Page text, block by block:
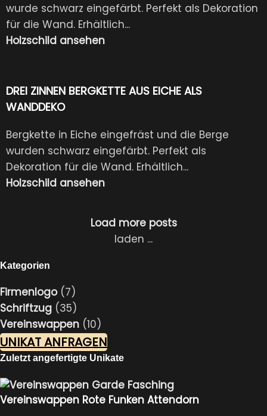
wurde schwarz eingefärbt. Perfekt als Dekoration
für die Wand. Erhältlich...
Holzschild ansehen
DREI ZINNEN BERGKETTE AUS EICHE ALS
WANDDEKO
Bergkette in Eiche eingefräst und die Berge
wurden schwarz eingefärbt. Perfekt als
Dekoration für die Wand. Erhältlich...
Holzschild ansehen
Load more posts
laden ...
Kategorien
Firmenlogo(7)
Schriftzug (35)
Vereinswappen (10)
UNIKAT ANFRAGEN
Zuletzt angefertigte Unikate
Vereinswappen Rote Funken Attendorn